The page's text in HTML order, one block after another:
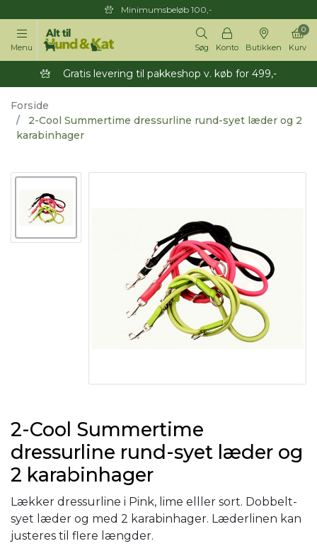
Minimumsbeløb 100,-
Menu Søg Konto Butikken Kurv
0
Gratis levering til pakkeshop v. køb for 499,-
Forside
2-Cool Summertime dressurline rund-syet læder og 2
karabinhager
2-Cool Summertime
dressurline rund-syet læder og
2 karabinhager
Lækker dressurline i Pink, lime elller sort. Dobbelt-
syet læder og med 2 karabinhager. Læderlinen kan
justeres til flere længder.